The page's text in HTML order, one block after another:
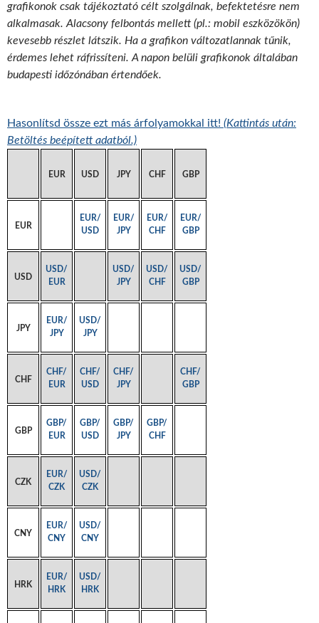
grafikonok csak tájékoztató célt szolgálnak, befektetésre nem
alkalmasak. Alacsony felbontás mellett (pl.: mobil eszközökön)
kevesebb részlet látszik. Ha a grafikon változatlannak tűnik,
érdemes lehet ráfrissíteni. A napon belüli grafikonok általában
budapesti időzónában értendőek.
Hasonlítsd össze ezt más árfolyamokkal itt! (Kattintás után:
Betöltés beépített adatból.)
EUR USD JPY CHF GBP
EUR
EUR/
USD
EUR/
JPY
EUR/
CHF
EUR/
GBP
USD
USD/
EUR
USD/
JPY
USD/
CHF
USD/
GBP
JPY
EUR/
JPY
USD/
JPY
CHF
CHF/
EUR
CHF/
USD
CHF/
JPY
CHF/
GBP
GBP
GBP/
EUR
GBP/
USD
GBP/
JPY
GBP/
CHF
CZK
EUR/
CZK
USD/
CZK
CNY
EUR/
CNY
USD/
CNY
HRK
EUR/
HRK
USD/
HRK